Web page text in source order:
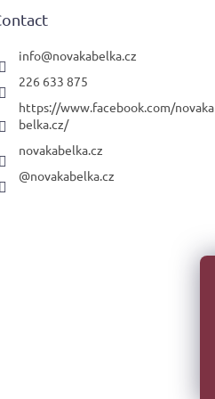
info@novakabelka.cz
226 633 875
https://www.facebook.com/novaka
belka.cz/
novakabelka.cz
@novakabelka.cz